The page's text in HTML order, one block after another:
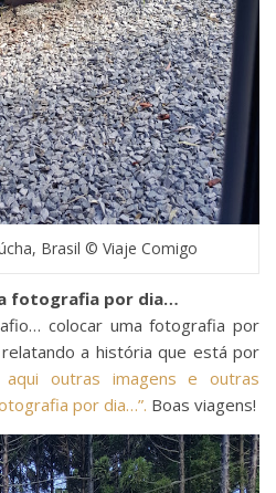
Brasil © Viaje Comigo
fotografia por dia…
colocar uma fotografia por
a história que está por
aqui outras imagens e outras
por dia…”. Boas viagens!